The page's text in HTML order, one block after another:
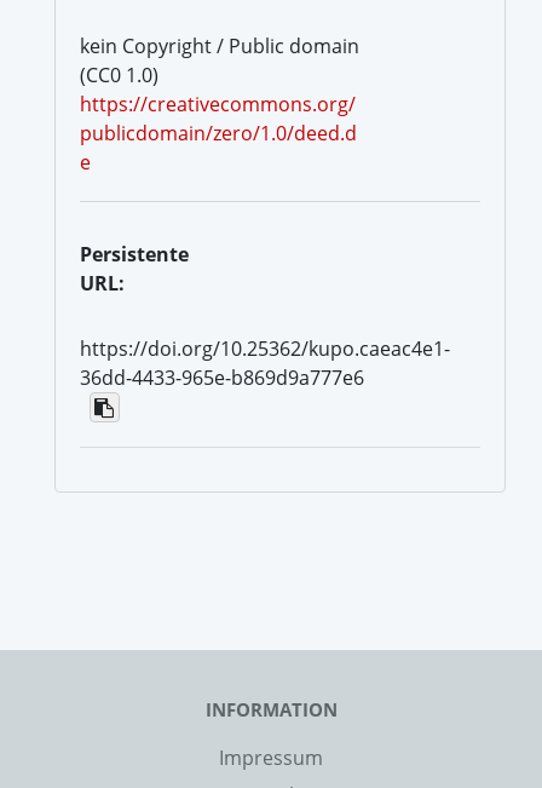
kein Copyright / Public domain
(CC0 1.0)
https://creativecommons.org/
publicdomain/zero/1.0/deed.d
e
Persistente
URL:
https://doi.org/10.25362/kupo.caeac4e1-
36dd-4433-965e-b869d9a777e6
INFORMATION
Impressum